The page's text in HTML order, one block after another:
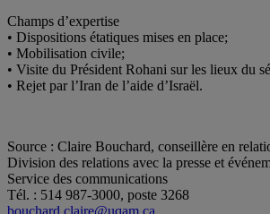
Champs d’expertise
• Dispositions étatiques mises en place;
• Mobilisation civile;
• Visite du Président Rohani sur les lieux du
• Rejet par l’Iran de l’aide d’Israël.
Source : Claire Bouchard, conseillère en
Division des relations avec la presse et
Service des communications
Tél. : 514 987-3000, poste 3268